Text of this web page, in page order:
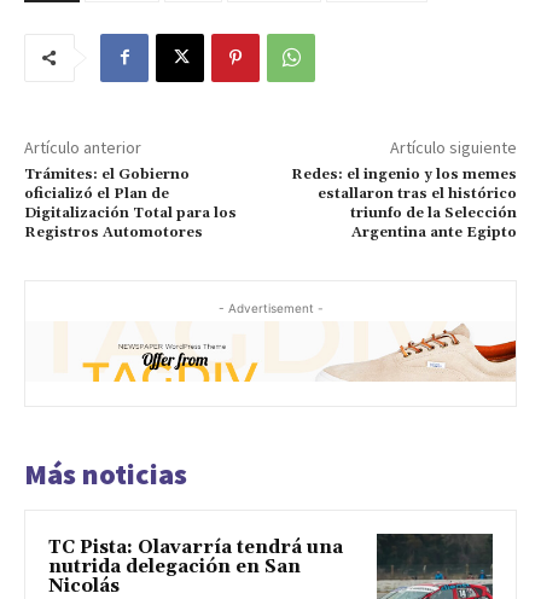
Artículo anterior
Trámites: el Gobierno
oficializó el Plan de
Digitalización Total para los
Registros Automotores
Artículo siguiente
Redes: el ingenio y los memes
estallaron tras el histórico
triunfo de la Selección
Argentina ante Egipto
- Advertisement -
Más noticias
TC Pista: Olavarría tendrá una
nutrida delegación en San
Nicolás